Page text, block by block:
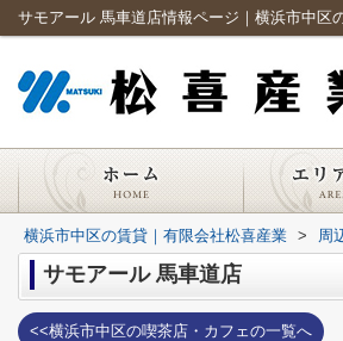
サモアール 馬車道店情報ページ｜横浜市中区
横浜市中区の賃貸｜有限会社松喜産業 > 周
サモアール 馬車道店
<<横浜市中区の喫茶店・カフェの一覧へ